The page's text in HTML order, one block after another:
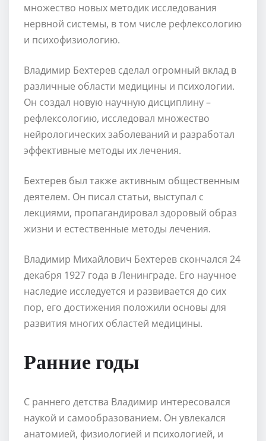
множество новых методик исследования
нервной системы, в том числе рефлексологию
и психофизиологию.
Владимир Бехтерев сделал огромный вклад в
различные области медицины и психологии.
Он создал новую научную дисциплину –
рефлексологию, исследовал множество
нейрологических заболеваний и разработал
эффективные методы их лечения.
Бехтерев был также активным общественным
деятелем. Он писал статьи, выступал с
лекциями, пропагандировал здоровый образ
жизни и естественные методы лечения.
Владимир Михайлович Бехтерев скончался 24
декабря 1927 года в Ленинграде. Его научное
наследие исследуется и развивается до сих
пор, его достижения положили основы для
развития многих областей медицины.
Ранние годы
С раннего детства Владимир интересовался
наукой и самообразованием. Он увлекался
анатомией, физиологией и психологией, и